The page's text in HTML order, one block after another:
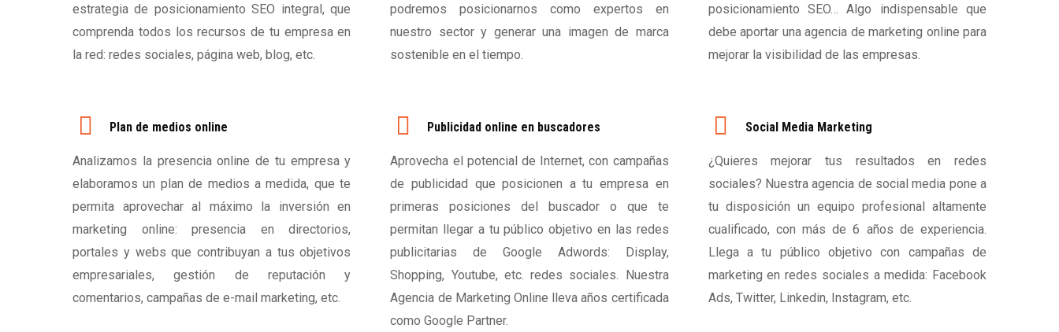
estrategia de posicionamiento SEO integral, que
comprenda todos los recursos de tu empresa en
la red: redes sociales, página web, blog, etc.
podremos posicionarnos como expertos en
nuestro sector y generar una imagen de marca
sostenible en el tiempo.
posicionamiento SEO… Algo indispensable que
debe aportar una agencia de marketing online para
mejorar la visibilidad de las empresas.
Plan de medios online
Analizamos la presencia online de tu empresa y
elaboramos un plan de medios a medida, que te
permita aprovechar al máximo la inversión en
marketing online: presencia en directorios,
portales y webs que contribuyan a tus objetivos
empresariales, gestión de reputación y
comentarios, campañas de e-mail marketing, etc.
Publicidad online en buscadores
Aprovecha el potencial de Internet, con campañas
de publicidad que posicionen a tu empresa en
primeras posiciones del buscador o que te
permitan llegar a tu público objetivo en las redes
publicitarias de Google Adwords: Display,
Shopping, Youtube, etc. redes sociales. Nuestra
Agencia de Marketing Online lleva años certificada
como Google Partner.
Social Media Marketing
¿Quieres mejorar tus resultados en redes
sociales? Nuestra agencia de social media pone a
tu disposición un equipo profesional altamente
cualificado, con más de 6 años de experiencia.
Llega a tu público objetivo con campañas de
marketing en redes sociales a medida: Facebook
Ads, Twitter, Linkedin, Instagram, etc.